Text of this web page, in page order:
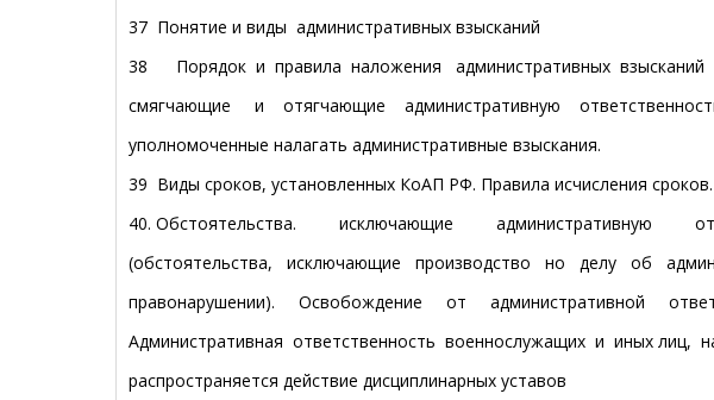
37 Понятие и виды административных взысканий
38 Порядок и правила наложения административных взысканий
смягчающие и отягчающие административную
уполномоченные налагать административные взыскания.
39 Виды сроков, установленных КоАП РФ. Правила исчисления сроков.
40. Обстоятельства. исключающие административную
(обстоятельства, исключающие производство но делу об
правонарушении). Освобождение от административной
Административная ответственность военнослужащих и иных лиц,
распространяется действие дисциплинарных уставов